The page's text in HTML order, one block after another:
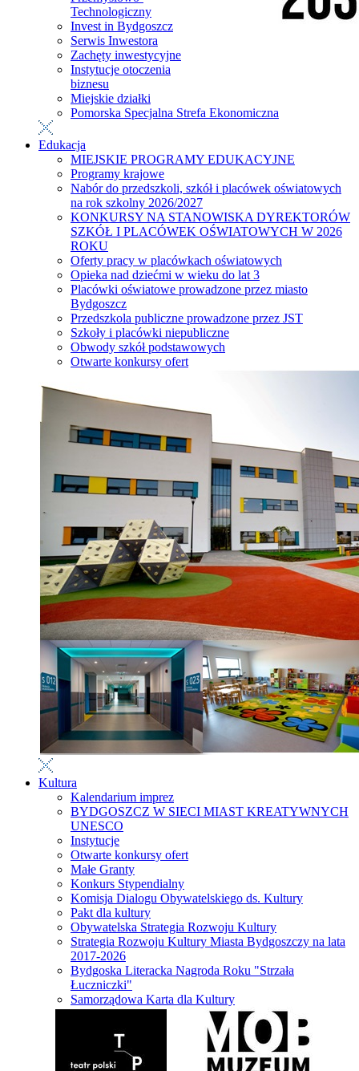
Technologiczny
Invest in Bydgoszcz
Serwis Inwestora
Zachęty inwestycyjne
Instytucje otoczenia
biznesu
Miejskie działki
Pomorska Specjalna Strefa Ekonomiczna
Edukacja
MIEJSKIE PROGRAMY EDUKACYJNE
Programy krajowe
Nabór do przedszkoli, szkół i placówek oświatowych
na rok szkolny 2026/2027
KONKURSY NA STANOWISKA DYREKTORÓW
SZKÓŁ I PLACÓWEK OŚWIATOWYCH W 2026
ROKU
Oferty pracy w placówkach oświatowych
Opieka nad dziećmi w wieku do lat 3
Placówki oświatowe prowadzone przez miasto
Bydgoszcz
Przedszkola publiczne prowadzone przez JST
Szkoły i placówki niepubliczne
Obwody szkół podstawowych
Otwarte konkursy ofert
Kultura
Kalendarium imprez
BYDGOSZCZ W SIECI MIAST KREATYWNYCH
UNESCO
Instytucje
Otwarte konkursy ofert
Małe Granty
Konkurs Stypendialny
Komisja Dialogu Obywatelskiego ds. Kultury
Pakt dla kultury
Obywatelska Strategia Rozwoju Kultury
Strategia Rozwoju Kultury Miasta Bydgoszczy na lata
2017-2026
Bydgoska Literacka Nagroda Roku "Strzała
Łuczniczki"
Samorządowa Karta dla Kultury